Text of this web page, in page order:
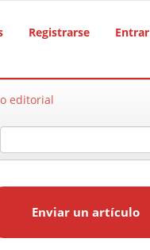
Registrarse Entrar
editorial
Enviar un artículo